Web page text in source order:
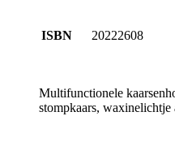
ISBN 20222608
Multifunctionele
stompkaars, waxinelichtje